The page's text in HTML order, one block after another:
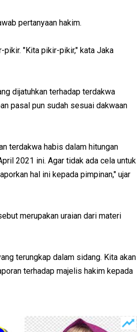
pertanyaan hakim.
"Kita pikir-pikir," kata Jaka
dijatuhkan terhadap terdakwa
pasal pun sudah sesuai dakwaan
terdakwa habis dalam hitungan
2021 ini. Agar tidak ada cela untuk
hal ini kepada pimpinan," ujar
merupakan uraian dari materi
terungkap dalam sidang. Kita akan
terhadap majelis hakim kepada